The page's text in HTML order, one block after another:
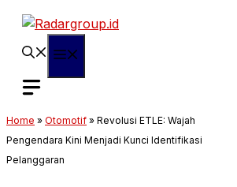
Langsung
Home » Otomotif » Revolusi ETLE: Wajah
Pengendara Kini Menjadi Kunci Identifikasi
Pelanggaran